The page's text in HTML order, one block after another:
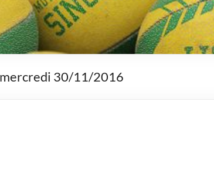
mercredi 30/11/2016